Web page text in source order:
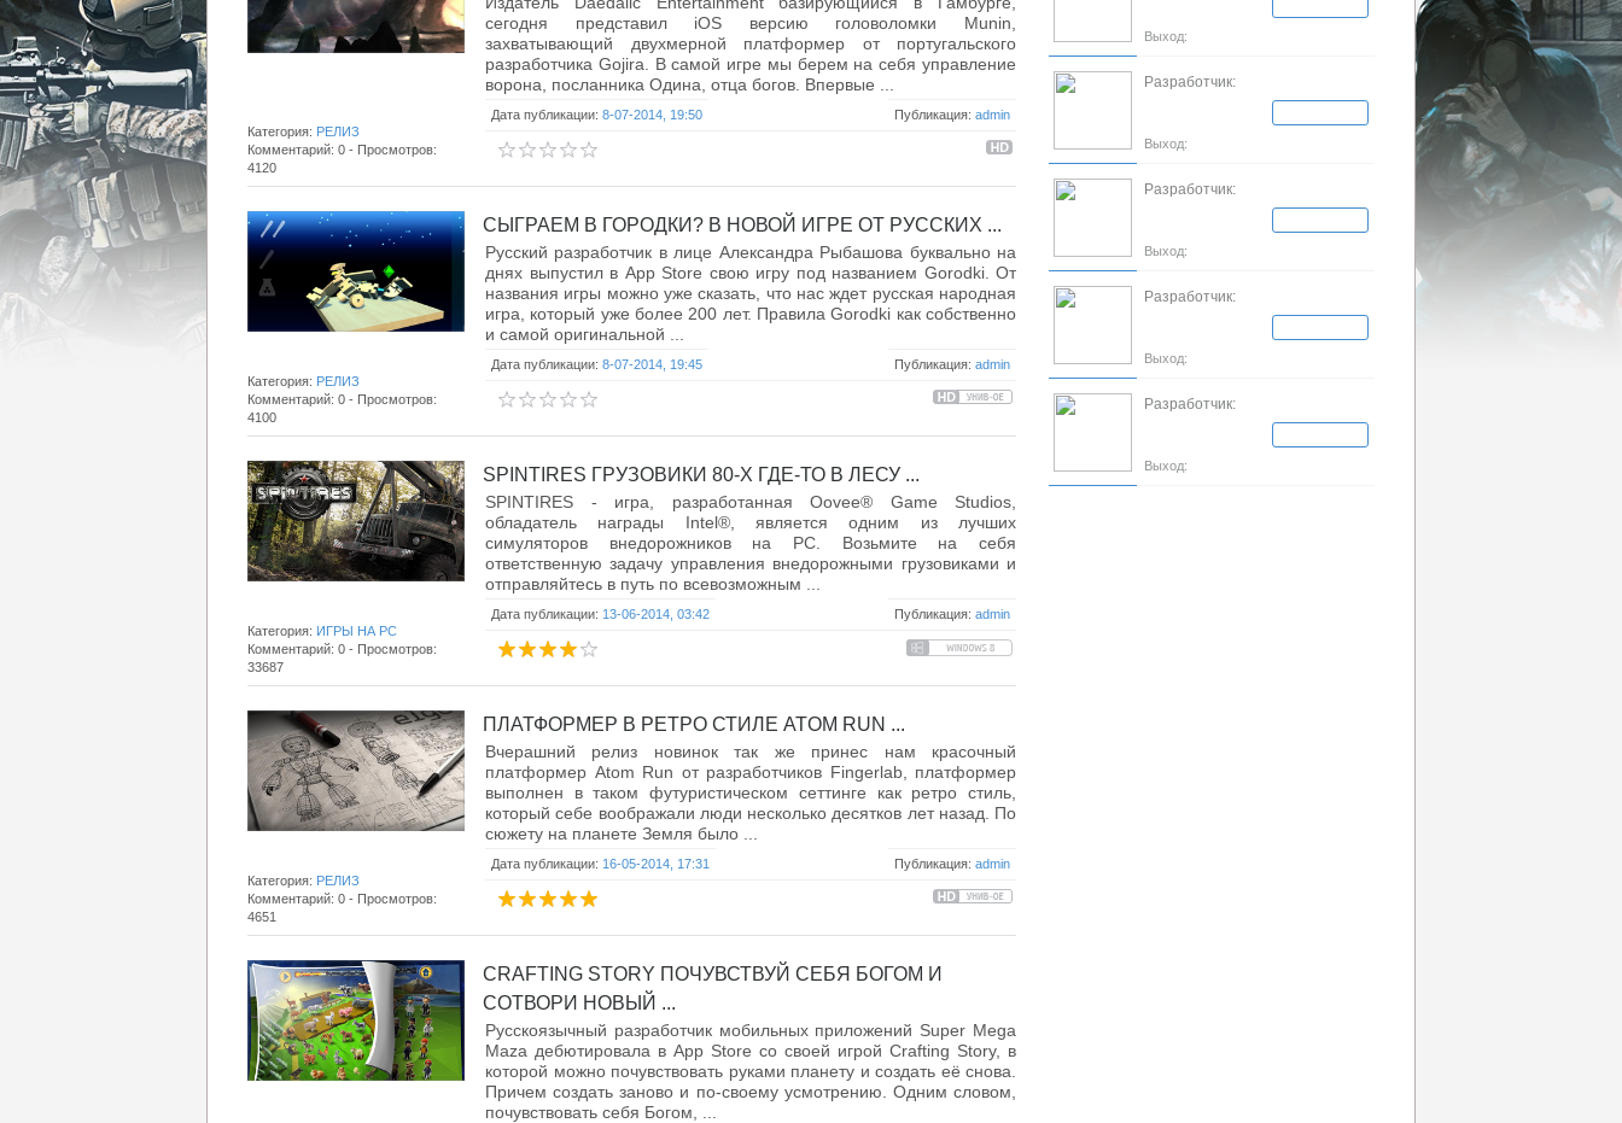
сегодня представил iOS версию головоломки Munin,
захватывающий двухмерной платформер от португальского
разработчика Gojira. В самой игре мы берем на себя управление
ворона, посланника Одина, отца богов. Впервые ...
Дата публикации: 8-07-2014, 19:50 Публикация: admin
Категория: РЕЛИЗ
Комментарий: 0 - Просмотров:
4120
СЫГРАЕМ В ГОРОДКИ? В НОВОЙ ИГРЕ ОТ РУССКИХ ...
Русский разработчик в лице Александра Рыбашова буквально на
днях выпустил в App Store свою игру под названием Gorodki. От
названия игры можно уже сказать, что нас ждет русская народная
игра, который уже более 200 лет. Правила Gorodki как собственно
и самой оригинальной ...
Дата публикации: 8-07-2014, 19:45 Публикация: admin
Категория: РЕЛИЗ
Комментарий: 0 - Просмотров:
4100
SPINTIRES ГРУЗОВИКИ 80-Х ГДЕ-ТО В ЛЕСУ ...
SPINTIRES - игра, разработанная Oovee® Game Studios,
обладатель награды Intel®, является одним из лучших
симуляторов внедорожников на PC. Возьмите на себя
ответственную задачу управления внедорожными грузовиками и
отправляйтесь в путь по всевозможным ...
Дата публикации: 13-06-2014, 03:42 Публикация: admin
Категория: ИГРЫ НА PC
Комментарий: 0 - Просмотров:
33687
ПЛАТФОРМЕР В РЕТРО СТИЛЕ ATOM RUN ...
Вчерашний релиз новинок так же принес нам красочный
платформер Atom Run от разработчиков Fingerlab, платформер
выполнен в таком футуристическом сеттинге как ретро стиль,
который себе воображали люди несколько десятков лет назад. По
сюжету на планете Земля было ...
Дата публикации: 16-05-2014, 17:31 Публикация: admin
Категория: РЕЛИЗ
Комментарий: 0 - Просмотров:
4651
CRAFTING STORY ПОЧУВСТВУЙ СЕБЯ БОГОМ И
СОТВОРИ НОВЫЙ ...
Русскоязычный разработчик мобильных приложений Super Mega
Maza дебютировала в App Store со своей игрой Crafting Story, в
которой можно почувствовать руками планету и создать её снова.
Причем создать заново и по-своему усмотрению. Одним словом,
почувствовать себя Богом, ...
Выход:
Разработчик:
Выход:
Разработчик:
Выход:
Разработчик:
Выход:
Разработчик:
Выход: